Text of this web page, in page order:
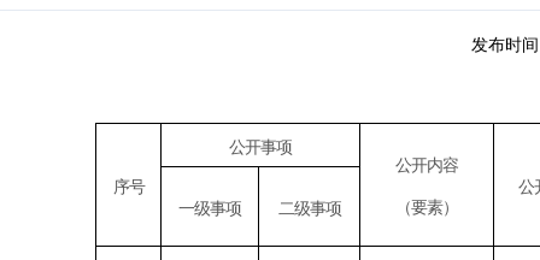
发布时间
序号
公开事项
公开内容
（要素）
公
一级事项
二级事项